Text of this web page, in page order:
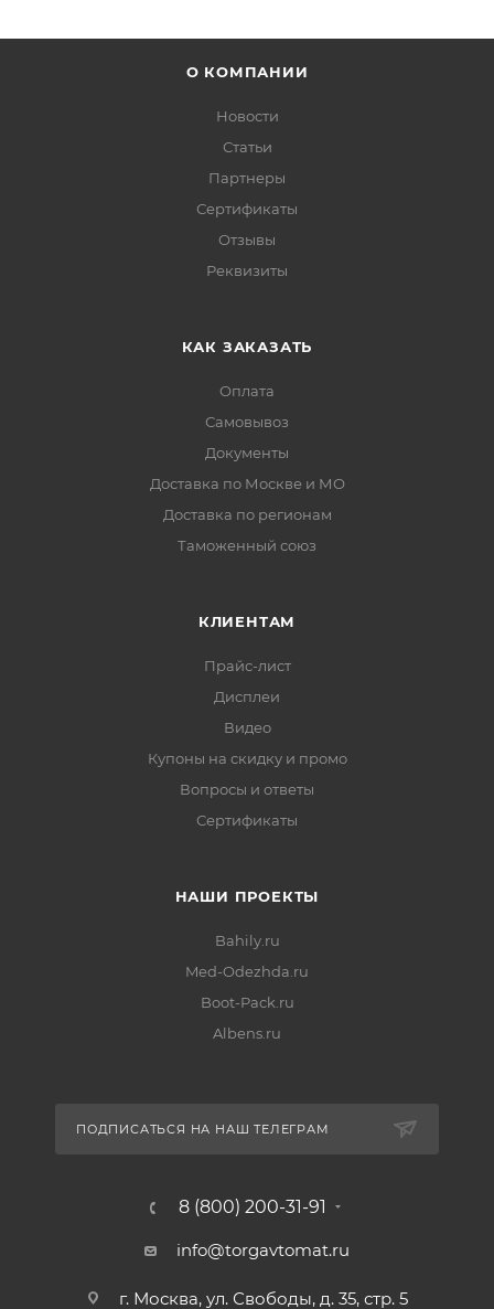
О КОМПАНИИ
Новости
Статьи
Партнеры
Сертификаты
Отзывы
Реквизиты
КАК ЗАКАЗАТЬ
Оплата
Самовывоз
Документы
Доставка по Москве и МО
Доставка по регионам
Таможенный союз
КЛИЕНТАМ
Прайс-лист
Дисплеи
Видео
Купоны на скидку и промо
Вопросы и ответы
Сертификаты
НАШИ ПРОЕКТЫ
Bahily.ru
Med-Odezhda.ru
Boot-Pack.ru
Albens.ru
ПОДПИСАТЬСЯ НА НАШ ТЕЛЕГРАМ
8 (800) 200-31-91
info@torgavtomat.ru
г. Москва, ул. Свободы, д. 35, стр. 5